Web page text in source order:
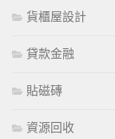
貨櫃屋設計
貸款金融
貼磁磚
資源回收